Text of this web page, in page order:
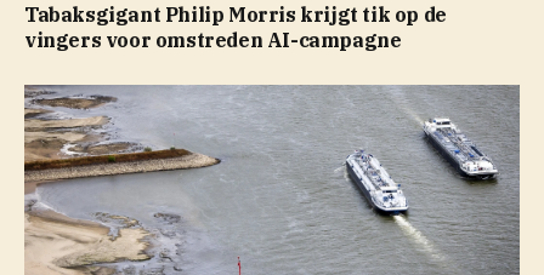
Tabaksgigant Philip Morris krijgt tik op de
vingers voor omstreden AI-campagne